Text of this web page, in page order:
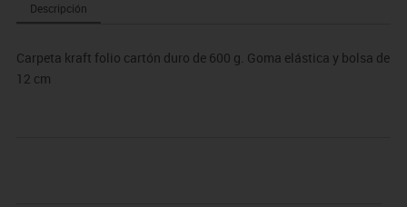
Descripción
Carpeta kraft folio cartón duro de 600 g. Goma elástica y bolsa de
12 cm